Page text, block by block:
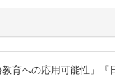
育への応用可能性」